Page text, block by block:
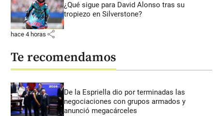
¿Qué sigue para David Alonso tras su
tropiezo en Silverstone?
hace 4 horas share
Te recomendamos
De la Espriella dio por terminadas las
negociaciones con grupos armados y
anunció megacárceles